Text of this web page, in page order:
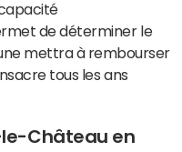
de déterminer le
mettra à rembourser
tous les ans
Château en